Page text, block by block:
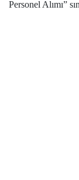
Personel Alımı”